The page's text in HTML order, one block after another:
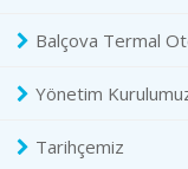
Balçova Termal
Yönetim
Tarihçemiz